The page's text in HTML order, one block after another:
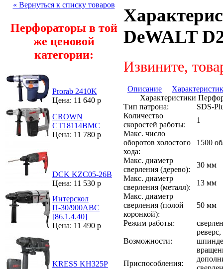
« Вернуться к списку товаров
Перфораторы в той
же ценовой
категории:
Prorab 2410K
Цена: 11 640 р
CROWN
CT18114ВМС
Цена: 11 780 р
DCK KZC05-26B
Цена: 11 530 р
Интерскол
П-30/900АВС
[86.1.4.40]
Цена: 11 490 р
KRESS KH325P
DeWALT
Извините,
Описание
Характеристики
Тип патрона:
SDS-
Количество
скоростей работы:
1
Макс. число
оборотов холостого
хода:
1500
Макс. диаметр
сверления (дерево):
30 мм
Макс. диаметр
сверления (металл):
13 мм
Макс. диаметр
сверления (полой
коронкой):
50 мм
Режим работы:
Возможности:
Приспособления: